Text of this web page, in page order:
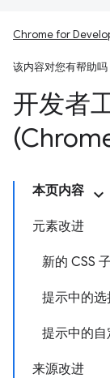
Chrome for
该内容对您有帮助吗
开发者
本页内容
元素改进
新的 CSS
提示中的
提示中的自
来源改进